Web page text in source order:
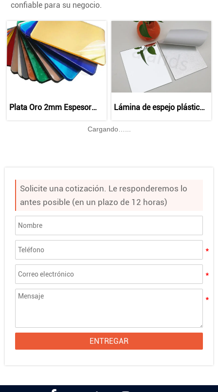
confiable para su negocio.
Plata Oro 2mm Espesor
Lámina de espejo plástico
4×8 pies
Cargando…...
Solicite una cotización. Le responderemos lo
antes posible (en un plazo de 12 horas)
ENTREGAR